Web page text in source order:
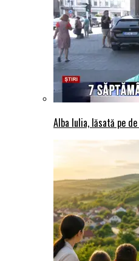
Alba Iulia, lăsată pe